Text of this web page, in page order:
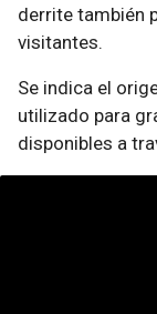
derrite también
visitantes.
Se indica el
utilizado para
disponibles a